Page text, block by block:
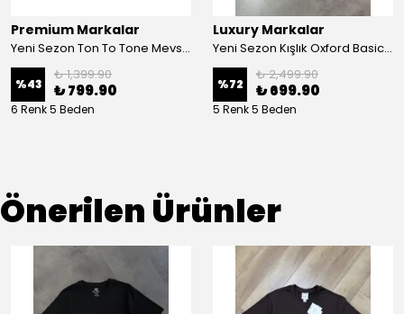
Premium Markalar
Yeni Sezon Ton To Tone Mevsimlik Gömlek
%43
₺ 1,399.90
₺ 799.90
6 Renk 5 Beden
Luxury Markalar
Yeni Sezon Kışlık Oxford Basic Logo Gömlek
%72
₺ 2,499.90
₺ 699.90
5 Renk 5 Beden
Önerilen Ürünler